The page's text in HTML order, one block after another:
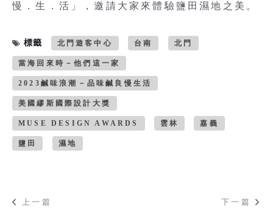
慢．生．活」，邀請大家來體驗鹽田濕地之美。
標籤 北門遊客中心 台南 北門
當海回來時－他們這一家
2023鹹味浪潮－品味鹹良慢生活
美國繆斯國際設計大獎
MUSE DESIGN AWARDS 雲林 嘉義
鹽田 濕地
上一篇 下一篇